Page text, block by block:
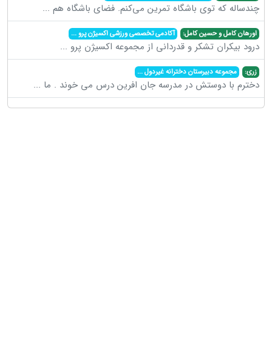
چندساله که توی باشگاه تمرین می‌کنم. فضای باشگاه هم ...
اورهان کامل و حسین کامل: آکادمی تخصصی ورزشی اکسیژن پرو...
درود بیکران تشکر و قدردانی از مجموعه اکسیژن پرو ...
زری: مجموعه دبیرستان دخترانه غیردول...
دخترم با دوستش در مدرسه جان افرین درس می خوند . ما ...